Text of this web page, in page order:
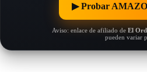
▶︎ Probar
Aviso: enlace de afiliado de El
pueden variar